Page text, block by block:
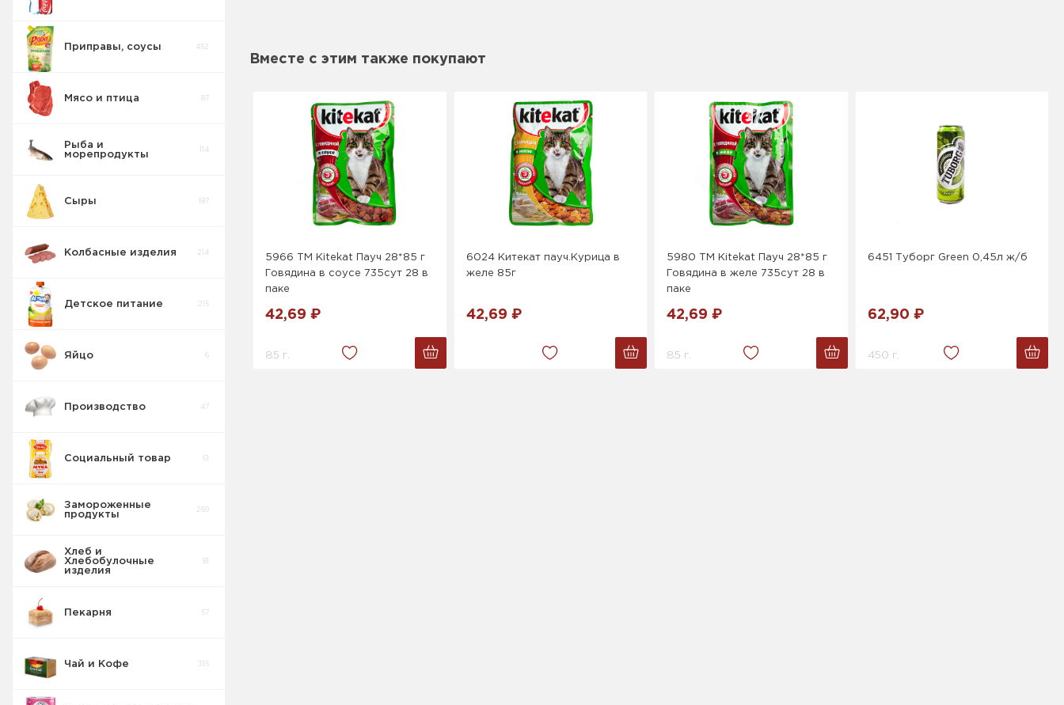
Приправы, соусы 452
Мясо и птица 87
Рыба и
морепродукты
114
Сыры 187
Колбасные изделия 214
Детское питание 215
Яйцо 6
Производство 47
Социальный товар 61
Замороженные
продукты
269
Мороженое
Хлеб и
Хлебобулочные
изделия
81
Пекарня 57
Чай и Кофе 315
Вместе с этим также покупают
5966 ТМ Kitekat Пауч 28*85 г
Говядина в соусе 735сут 28 в
паке
42,69 ₽
85 г.
6024 Китекат пауч.Курица в
желе 85г
42,69 ₽
5980 ТМ Kitekat Пауч 28*85 г
Говядина в желе 735сут 28 в
паке
42,69 ₽
85 г.
6451 Туборг Green 0,45л ж/б
62,90 ₽
450 г.